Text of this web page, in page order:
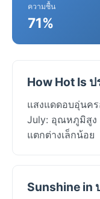
ความชื้น
71%
How Hot Is
แสงแดดอบอุ่นคร
July: อุณหภูมิสูง
แตกต่างเล็กน้อย
Sunshine in